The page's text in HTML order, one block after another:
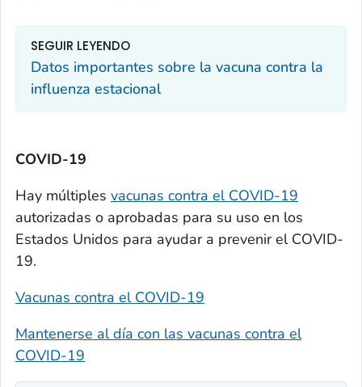
SEGUIR LEYENDO
Datos importantes sobre la vacuna contra la
influenza estacional
COVID-19
Hay múltiples vacunas contra el COVID-19
autorizadas o aprobadas para su uso en los
Estados Unidos para ayudar a prevenir el COVID-
19.
Vacunas contra el COVID-19
Mantenerse al día con las vacunas contra el
COVID-19